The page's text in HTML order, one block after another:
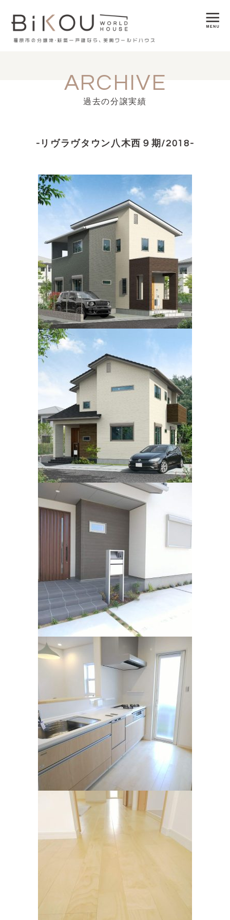
ARCHIVE
過去の分譲実績
-リヴラヴタウン八木西９期/2018-